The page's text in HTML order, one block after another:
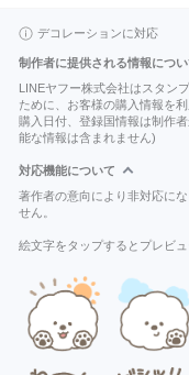
デコレーションに対応
制作者に提供される情報につい
LINEヤフー株式会社はスタン
ために、お客様の購入情報を利
購入日付、登録国情報は制作
能な情報は含まれません)
対応機能について
著作者の意向により非対応に
せん。
絵文字をタップするとプレビュ